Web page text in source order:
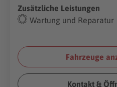
Zusätzliche Leistungen
Wartung und Reparatur
Fahrzeuge
Kontakt &